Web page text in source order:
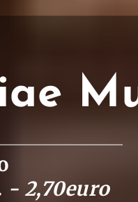
- 2,70euro